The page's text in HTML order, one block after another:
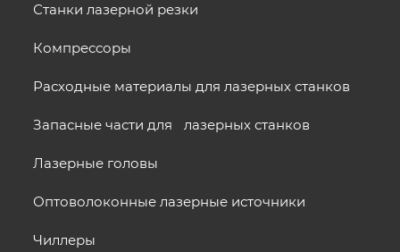
Станки лазерной резки
Компрессоры
Расходные материалы для лазерных станков
Запасные части для лазерных станков
Лазерные головы
Оптоволоконные лазерные источники
Чиллеры